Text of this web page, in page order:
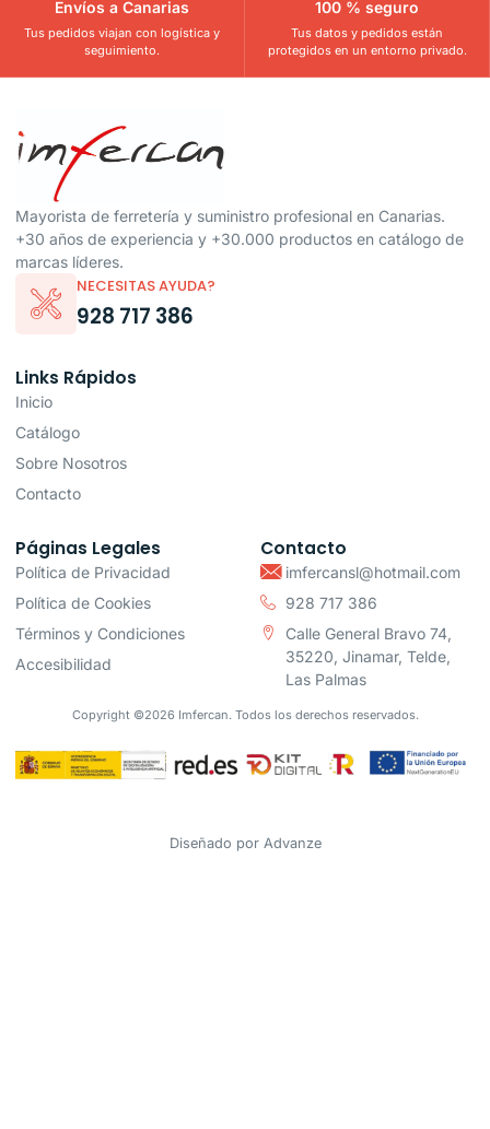
Envíos a Canarias
Tus pedidos viajan con logística y
seguimiento.
100 % seguro
Tus datos y pedidos están
protegidos en un entorno privado.
Mayorista de ferretería y suministro profesional en Canarias.
+30 años de experiencia y +30.000 productos en catálogo de
marcas líderes.
NECESITAS AYUDA?
928 717 386
Links Rápidos
Inicio
Catálogo
Sobre Nosotros
Contacto
Páginas Legales
Política de Privacidad
Política de Cookies
Términos y Condiciones
Accesibilidad
Contacto
imfercansl@hotmail.com
928 717 386
Calle General Bravo 74,
35220, Jinamar, Telde,
Las Palmas
Copyright ©2026 Imfercan. Todos los derechos reservados.
Diseñado por Advanze